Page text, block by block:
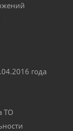
года
ТО